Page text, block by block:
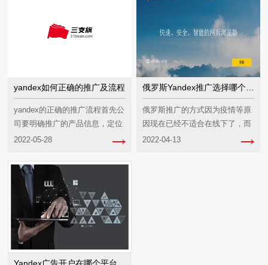
yandex如何正确的推广及流程
yandex的正确的推广流程首先公
司要明确推广的产品信息，定位
以及人群的定位其次，联系
2022-05-28
俄罗斯推广的方式因为疫情等原
因现在已经不适合在线下了，而
且如今互联网那么发达，人们在
2022-04-13